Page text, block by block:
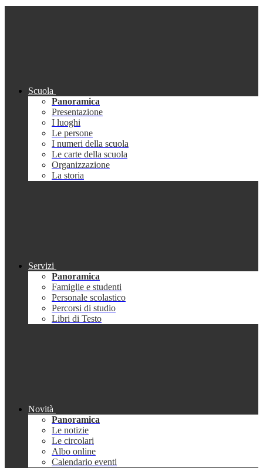
Scuola
Panoramica
Presentazione
I luoghi
Le persone
I numeri della scuola
Le carte della scuola
Organizzazione
La storia
Servizi
Panoramica
Famiglie e studenti
Personale scolastico
Percorsi di studio
Libri di Testo
Novità
Panoramica
Le notizie
Le circolari
Albo online
Calendario eventi